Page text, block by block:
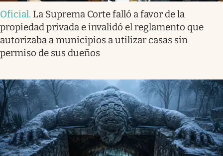
Oficial. La Suprema Corte falló a favor de la
propiedad privada e invalidó el reglamento que
autorizaba a municipios a utilizar casas sin
permiso de sus dueños